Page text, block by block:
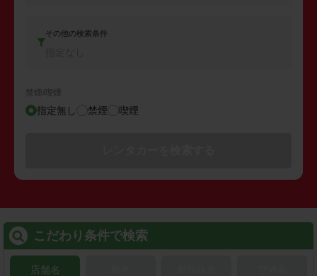
その他の検索条件
禁煙/喫煙
指定無し 禁煙 喫煙
こだわり条件で検索
店舗名